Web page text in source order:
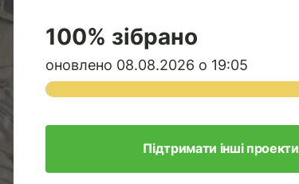
100% зібрано
оновлено 08.08.2026 о 19:05
Підтримати інші проекти